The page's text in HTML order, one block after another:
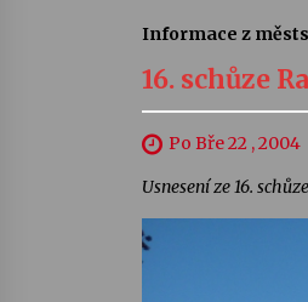
Informace z
16. schůze
Po Bře 22 , 2004
Usnesení ze 16.